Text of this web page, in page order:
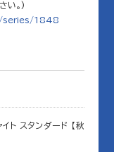
い。)
series/1848
ト スタンダード 【秋